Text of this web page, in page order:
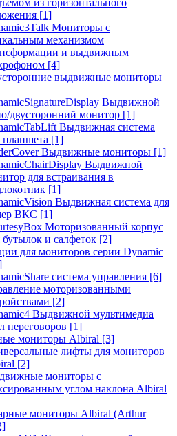
из горизонтального
[1]
Мониторы с
механизмом
и выдвижным
[4]
выдвижные мониторы
Выдвижной
двусторонний монитор [1]
Выдвижная система
планшета [1]
Выдвижные мониторы [1]
Выдвижной
для встраивания в
[1]
Выдвижная система для
ВКС [1]
Моторизованный корпус
бутылок и салфеток [2]
для мониторов серии Dynamic
система управления [6]
моторизованными
[2]
Выдвижной мультимедиа
переговоров [1]
мониторы Albiral [3]
лифты для мониторов
[2]
мониторы с
углом наклона Albiral
мониторы Albiral (Arthur